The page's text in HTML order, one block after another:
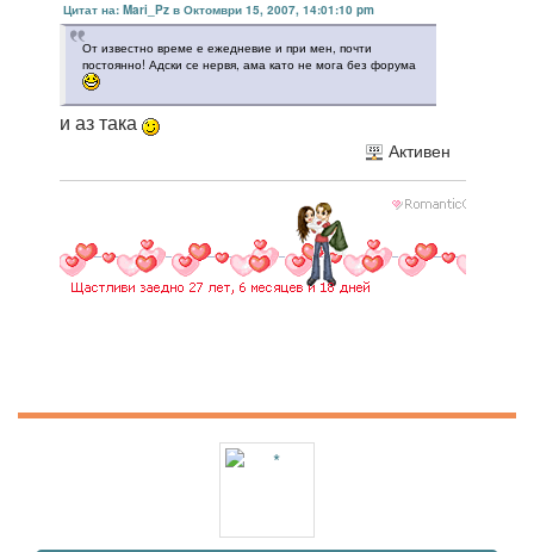
Цитат на: Mari_Pz в Октомври 15, 2007, 14:01:10 pm
От известно време е ежедневие и при мен, почти
постоянно! Адски се нервя, ама като не мога без форума
и аз така
Активен